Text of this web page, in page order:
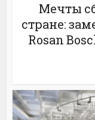
Мечты
стране:
Rosan